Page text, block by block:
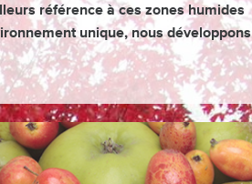
référence à ces zones humides
unique, nous développons
Normandie oblige, les Pépinières de la